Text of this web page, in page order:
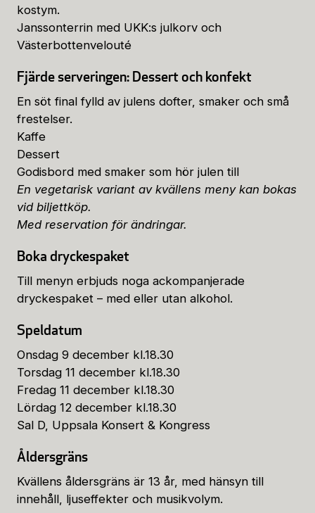
kostym.
Janssonterrin med UKK:s julkorv och
Västerbottenvelouté
Fjärde serveringen: Dessert och konfekt
En söt final fylld av julens dofter, smaker och små
frestelser.
Kaffe
Dessert
Godisbord med smaker som hör julen till
En vegetarisk variant av kvällens meny kan bokas
vid biljettköp.
Med reservation för ändringar.
Boka dryckespaket
Till menyn erbjuds noga ackompanjerade
dryckespaket – med eller utan alkohol.
Speldatum
Onsdag 9 december kl.18.30
Torsdag 11 december kl.18.30
Fredag 11 december kl.18.30
Lördag 12 december kl.18.30
Sal D, Uppsala Konsert & Kongress
Åldersgräns
Kvällens åldersgräns är 13 år, med hänsyn till
innehåll, ljuseffekter och musikvolym.